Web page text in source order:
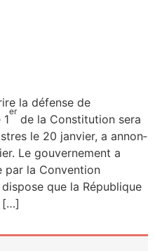
la défense de
er
de la Consti­tu­tion sera
le 20 jan­vier, a annon­
Le gou­ver­ne­ment a
par la Conven­tion
que la Répu­blique
[…]